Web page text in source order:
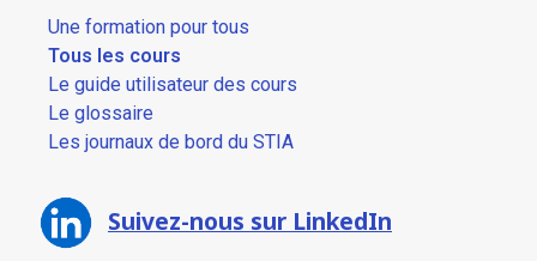
Une formation pour tous
Tous les cours
Le guide utilisateur des cours
Le glossaire
Les journaux de bord du STIA
Suivez-nous sur LinkedIn